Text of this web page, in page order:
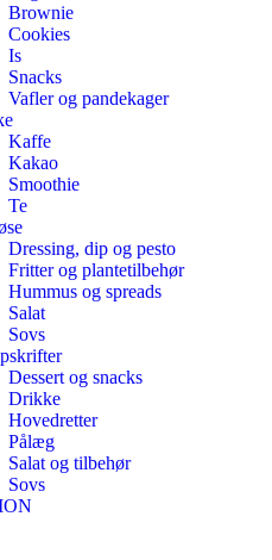
Brownie
Cookies
Is
Snacks
Vafler og pandekager
Kaffe
Kakao
Smoothie
Te
Dressing, dip og pesto
Fritter og plantetilbehør
Hummus og spreads
Salat
Sovs
Dessert og snacks
Drikke
Hovedretter
Pålæg
Salat og tilbehør
Sovs